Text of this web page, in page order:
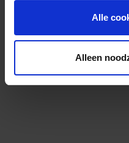
Alle
Alleen